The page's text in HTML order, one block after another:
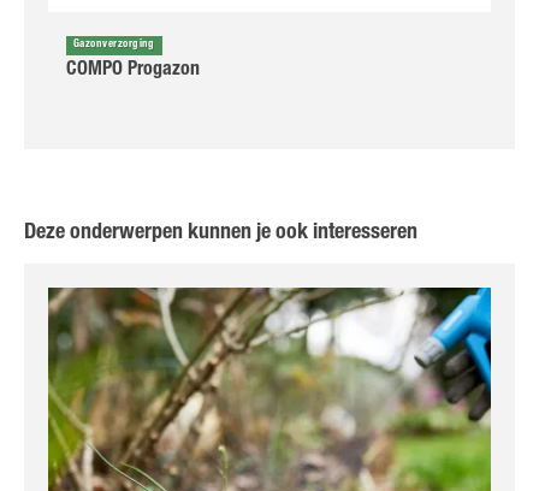
Gazonverzorging
COMPO Progazon
Deze onderwerpen kunnen je ook interesseren